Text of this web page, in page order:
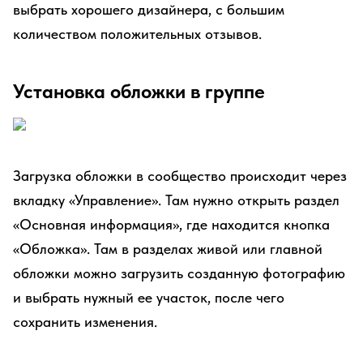
выбрать хорошего дизайнера, с большим
количеством положительных отзывов.
Установка обложки в группе
Загрузка обложки в сообщество происходит через
вкладку «Управление». Там нужно открыть раздел
«Основная информация», где находится кнопка
«Обложка». Там в разделах живой или главной
обложки можно загрузить созданную фотографию
и выбрать нужный ее участок, после чего
сохранить изменения.